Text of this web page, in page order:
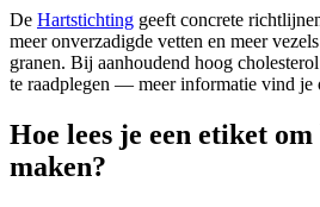
De Hartstichting geeft concrete
meer onverzadigde vetten en meer
granen. Bij aanhoudend hoog
te raadplegen — meer informatie vind je
Hoe lees je een etiket
maken?